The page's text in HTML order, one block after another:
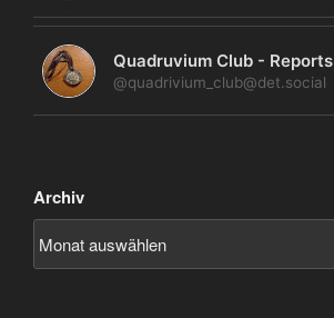
Quadruvium Club - Reports
@quadrivium_club@det.social
Archiv